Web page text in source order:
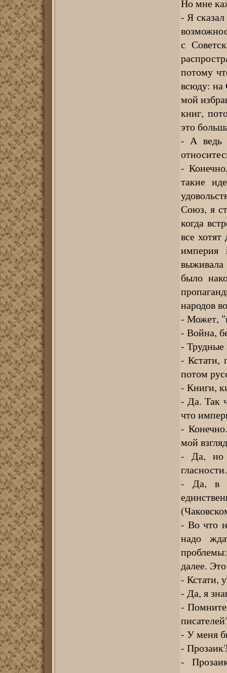
Но мне
- Я
с
потому
всюду: на
мой
книг,
это
- А ведь
-
такие
Союз, я
когда
все
империя
выживала
было
народов
- Может,
- Война,
-
- Кстати,
потом
- Книги,
- Да. Так
что
-
мой
- Да, но
гласности.
- Да, в
- Во что
надо
далее.
- Кстати,
- Да, я
- Помните
- У меня
-
-